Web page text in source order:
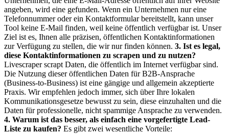
angeben, wird eine gefunden. Wenn ein Unternehmen nur eine
Telefonnummer oder ein Kontaktformular bereitstellt, kann unser
Tool keine E-Mail finden, weil keine öffentlich verfügbar ist. Unser
Ziel ist es, Ihnen alle präzisen, öffentlichen Kontaktinformationen
zur Verfügung zu stellen, die wir nur finden können. 3. Ist es legal,
diese Kontaktinformationen zu scrapen und zu nutzen?
Livescraper scrapt Daten, die öffentlich im Internet verfügbar sind.
Die Nutzung dieser öffentlichen Daten für B2B-Ansprache
(Business-to-Business) ist eine gängige und allgemein akzeptierte
Praxis. Wir empfehlen jedoch immer, sich über Ihre lokalen
Kommunikationsgesetze bewusst zu sein, diese einzuhalten und die
Daten für professionelle, nicht spammige Ansprache zu verwenden.
4. Warum ist das besser, als einfach eine vorgefertigte Lead-
Liste zu kaufen? Es gibt zwei wesentliche Vorteile: